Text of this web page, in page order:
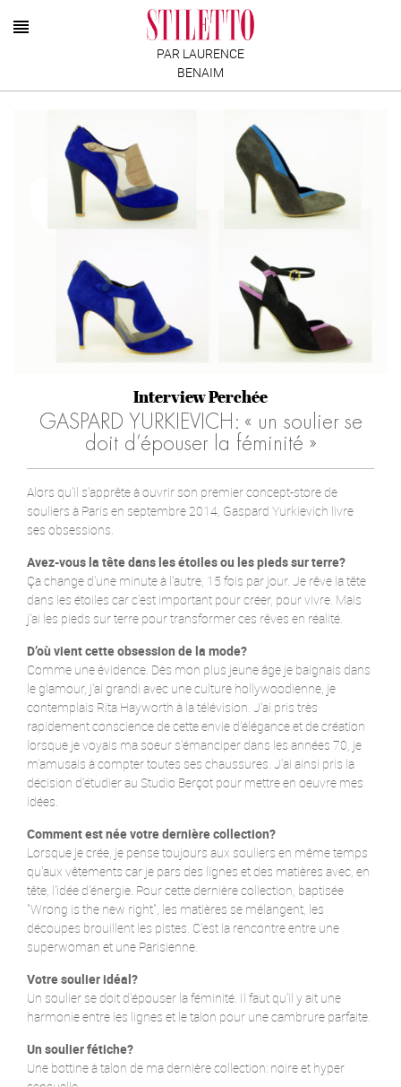
PAR LAURENCE
BENAIM
Interview Perchée
GASPARD YURKIEVICH: « un soulier se
doit d’épouser la féminité »
Alors qu'il s'apprête à ouvrir son premier concept-store de
souliers à Paris en septembre 2014, Gaspard Yurkievich livre
ses obsessions.
Avez-vous la tête dans les étoiles ou les pieds sur terre?
Ça change d'une minute à l'autre, 15 fois par jour. Je rêve la tête
dans les étoiles car c'est important pour créer, pour vivre. Mais
j'ai les pieds sur terre pour transformer ces rêves en réalité.
D’où vient cette obsession de la mode?
Comme une évidence. Dès mon plus jeune âge je baignais dans
le glamour, j'ai grandi avec une culture hollywoodienne, je
contemplais Rita Hayworth à la télévision. J'ai pris très
rapidement conscience de cette envie d'élégance et de création
lorsque je voyais ma soeur s'émanciper dans les années 70, je
m’amusais à compter toutes ses chaussures. J'ai ainsi pris la
décision d'étudier au Studio Berçot pour mettre en oeuvre mes
idées.
Comment est née votre dernière collection?
Lorsque je crée, je pense toujours aux souliers en même temps
qu'aux vêtements car je pars des lignes et des matières avec, en
tête, l'idée d'énergie. Pour cette dernière collection, baptisée
"Wrong is the new right", les matières se mélangent, les
découpes brouillent les pistes. C'est la rencontre entre une
superwoman et une Parisienne.
Votre soulier idéal?
Un soulier se doit d'épouser la féminité. Il faut qu'il y ait une
harmonie entre les lignes et le talon pour une cambrure parfaite.
Un soulier fétiche?
Une bottine à talon de ma dernière collection: noire et hyper